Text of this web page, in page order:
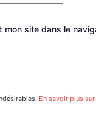
mon site dans le
En savoir plus